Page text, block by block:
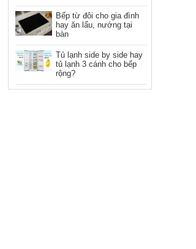
Bếp từ đôi cho gia đình
hay ăn lẩu, nướng tại
bàn
Tủ lạnh side by side hay
tủ lạnh 3 cánh cho bếp
rộng?